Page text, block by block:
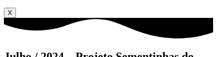
X